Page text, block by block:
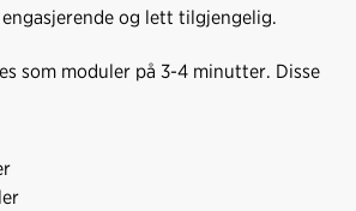
og lett tilgjengelig.
som moduler på 3-4 minutter. Disse